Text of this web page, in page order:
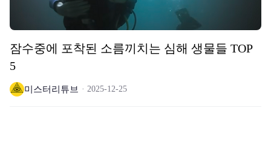
잠수중에 포착된 소름끼치는 심해 생물들 TOP
5
미스터리튜브 2025-12-25